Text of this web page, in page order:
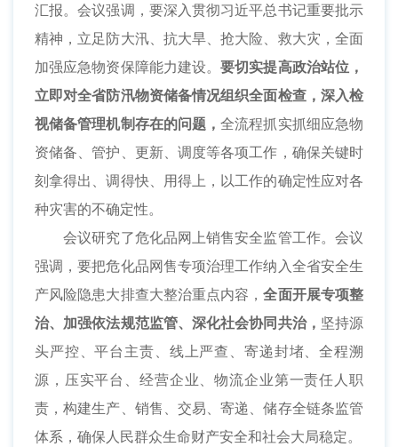
汇报。会议强调，要深入贯彻习近平总书记重要批示
精神，立足防大汛、抗大旱、抢大险、救大灾，全面
加强应急物资保障能力建设。要切实提高政治站位，
立即对全省防汛物资储备情况组织全面检查，深入检
视储备管理机制存在的问题，全流程抓实抓细应急物
资储备、管护、更新、调度等各项工作，确保关键时
刻拿得出、调得快、用得上，以工作的确定性应对各
种灾害的不确定性。
会议研究了危化品网上销售安全监管工作。会议
强调，要把危化品网售专项治理工作纳入全省安全生
产风险隐患大排查大整治重点内容，全面开展专项整
治、加强依法规范监管、深化社会协同共治， 坚持源
头严控、平台主责、线上严查、寄递封堵、全程溯
源，压实平台、经营企业、物流企业第一责任人职
责，构建生产、销售、交易、寄递、储存全链条监管
体系，确保人民群众生命财产安全和社会大局稳定。